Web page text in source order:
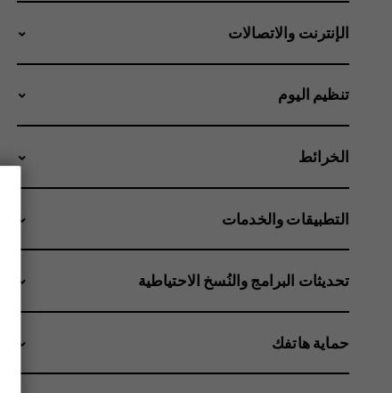
الإنترنت والاتصالات
تنظيم اليوم
الخرائط
التطبيقات والخدمات
تحديثات البرامج والنُسخ الاحتياطية
حماية هاتفك